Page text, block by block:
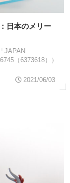
日本のメリー
JAPAN
（6373618））
2021/06/03